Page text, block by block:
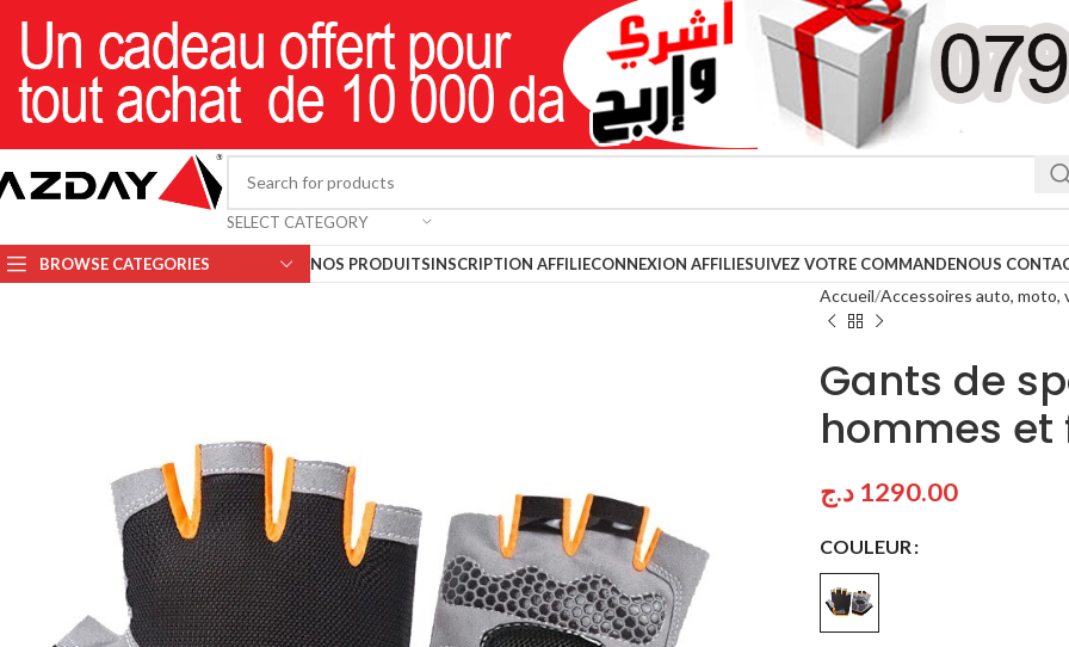
SELECT CATEGORY
BROWSE CATEGORIES NOS PRODUITSINSCRIPTION AFFILIECONNEXION AFFILIESUIVEZ VOTRE COMMANDENOUS
Accueil Accessoires auto, moto,
Gants de
hommes
1290.00 د.ج
COULEUR